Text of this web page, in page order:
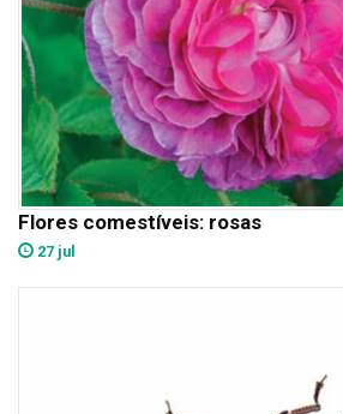
Flores comestíveis: rosas
27 jul